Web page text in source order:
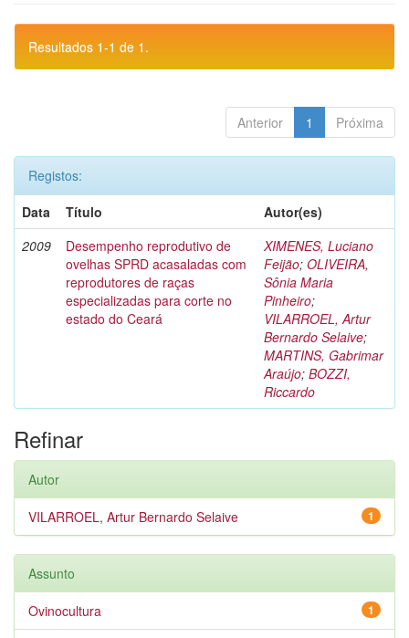
Resultados 1-1 de 1.
Anterior 1 Próxima
Registos:
Data
Título
Autor(es)
2009
Desempenho reprodutivo de
ovelhas SPRD acasaladas com
reprodutores de raças
especializadas para corte no
estado do Ceará
XIMENES, Luciano
Feijão; OLIVEIRA,
Sônia Maria
Pinheiro;
VILARROEL, Artur
Bernardo Selaive;
MARTINS, Gabrimar
Araújo; BOZZI,
Riccardo
Refinar
Autor
1
VILARROEL, Artur Bernardo Selaive
Assunto
1
Ovinocultura